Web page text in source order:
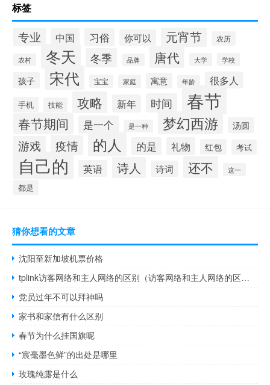
标签
专业 中国 习俗 你可以 元宵节 农历
农村 冬天 冬季 品牌 唐代 大学 学校
孩子 宋代 宝宝 家庭 寓意 年龄 很多人
手机 技能 攻略 新年 时间 春节
春节期间 是一个 是一种 梦幻西游 汤圆
游戏 疫情 的人 的是 礼物 红包 考试
自己的 英语 诗人 诗词 还不 这一
都是
猜你想看的文章
沈阳至新加坡机票价格
tplink访客网络和主人网络的区别（访客网络和主人网络的区别）
党员过年不可以拜神吗
家书和家信有什么区别
春节为什么挂国旗呢
“宸毫墨色鲜”的出处是哪里
玫瑰纯露是什么